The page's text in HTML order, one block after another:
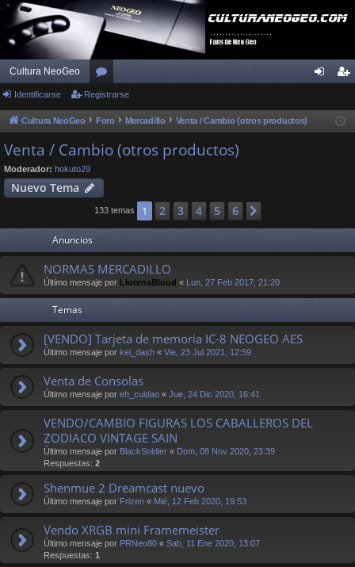
Cultura NeoGeo
or
os ist
Identificarse Registrarse
Cultura NeoGeo Foro Mercadillo Venta / Cambio (otros productos)
Venta / Cambio (otros productos)
Moderador: hokuto29
Nuevo Tema
133 temas 1 2 3 4 5 6
Anuncios
NORMAS MERCADILLO
Último mensaje por LlorensBlood « Lun, 27 Feb 2017, 21:20
Temas
[VENDO] Tarjeta de memoria IC-8 NEOGEO AES
Último mensaje por kei_dash « Vie, 23 Jul 2021, 12:59
Venta de Consolas
Último mensaje por eh_cuidao « Jue, 24 Dic 2020, 16:41
VENDO/CAMBIO FIGURAS LOS CABALLEROS DEL
ZODIACO VINTAGE SAIN
Último mensaje por BlackSoldier « Dom, 08 Nov 2020, 23:39
Respuestas: 2
Shenmue 2 Dreamcast nuevo
Último mensaje por Frizen « Mié, 12 Feb 2020, 19:53
Vendo XRGB mini Framemeister
Último mensaje por PRNeo80 « Sab, 11 Ene 2020, 13:07
Respuestas: 1